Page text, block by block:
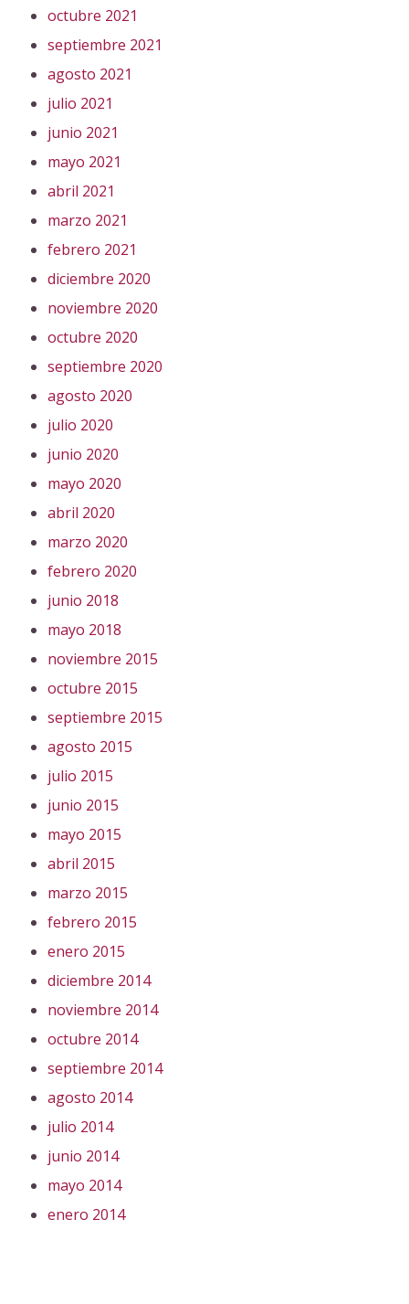
octubre 2021
septiembre 2021
agosto 2021
julio 2021
junio 2021
mayo 2021
abril 2021
marzo 2021
febrero 2021
diciembre 2020
noviembre 2020
octubre 2020
septiembre 2020
agosto 2020
julio 2020
junio 2020
mayo 2020
abril 2020
marzo 2020
febrero 2020
junio 2018
mayo 2018
noviembre 2015
octubre 2015
septiembre 2015
agosto 2015
julio 2015
junio 2015
mayo 2015
abril 2015
marzo 2015
febrero 2015
enero 2015
diciembre 2014
noviembre 2014
octubre 2014
septiembre 2014
agosto 2014
julio 2014
junio 2014
mayo 2014
enero 2014